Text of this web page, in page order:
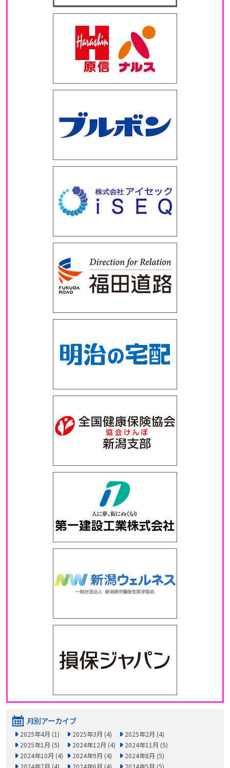
月別アーカイブ
2025年4月 (1) 2025年3月 (4)
2025年2月 (4)
2025年1月 (5)
2024年12月 (4)
2024年11月 (5)
2024年10月 (4)
2024年9月 (4)
2024年8月 (5)
2024年7月 (4)
2024年6月 (4) 2024年5月 (5)